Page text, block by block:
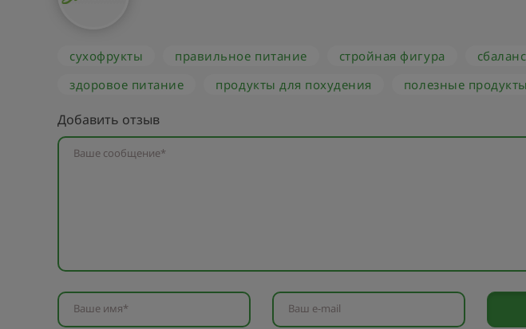
сухофрукты правильное питание стройная фигура
здоровое питание
продукты для похудения полезные продукты
Добавить отзыв
Ваше сообщение*
Ваше имя* Ваш e-mail